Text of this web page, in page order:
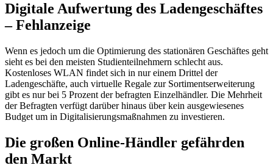
Digitale Aufwertung des Ladengeschäftes
– Fehlanzeige
Wenn es jedoch um die Optimierung des stationären Geschäftes geht
sieht es bei den meisten Studienteilnehmern schlecht aus.
Kostenloses WLAN findet sich in nur einem Drittel der
Ladengeschäfte, auch virtuelle Regale zur Sortimentserweiterung
gibt es nur bei 5 Prozent der befragten Einzelhändler. Die Mehrheit
der Befragten verfügt darüber hinaus über kein ausgewiesenes
Budget um in Digitalisierungsmaßnahmen zu investieren.
Die großen Online-Händler gefährden
den Markt